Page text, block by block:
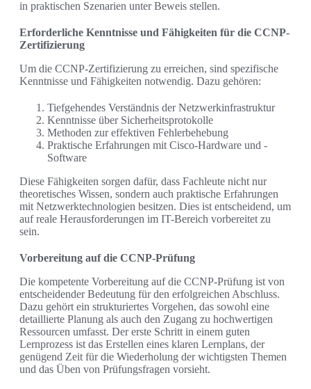
in praktischen Szenarien unter Beweis stellen.
Erforderliche Kenntnisse und Fähigkeiten für die CCNP-
Zertifizierung
Um die CCNP-Zertifizierung zu erreichen, sind spezifische
Kenntnisse und Fähigkeiten notwendig. Dazu gehören:
Tiefgehendes Verständnis der Netzwerkinfrastruktur
Kenntnisse über Sicherheitsprotokolle
Methoden zur effektiven Fehlerbehebung
Praktische Erfahrungen mit Cisco-Hardware und -
Software
Diese Fähigkeiten sorgen dafür, dass Fachleute nicht nur
theoretisches Wissen, sondern auch praktische Erfahrungen
mit Netzwerktechnologien besitzen. Dies ist entscheidend, um
auf reale Herausforderungen im IT-Bereich vorbereitet zu
sein.
Vorbereitung auf die CCNP-Prüfung
Die kompetente Vorbereitung auf die CCNP-Prüfung ist von
entscheidender Bedeutung für den erfolgreichen Abschluss.
Dazu gehört ein strukturiertes Vorgehen, das sowohl eine
detaillierte Planung als auch den Zugang zu hochwertigen
Ressourcen umfasst. Der erste Schritt in einem guten
Lernprozess ist das Erstellen eines klaren Lernplans, der
genügend Zeit für die Wiederholung der wichtigsten Themen
und das Üben von Prüfungsfragen vorsieht.